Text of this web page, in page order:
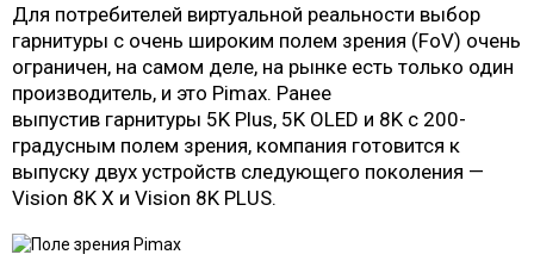
Для потребителей виртуальной реальности выбор
гарнитуры с очень широким полем зрения (FoV) очень
ограничен, на самом деле, на рынке есть только один
производитель, и это Pimax. Ранее
выпустив гарнитуры 5K Plus, 5K OLED и 8K с 200-
градусным полем зрения, компания готовится к
выпуску двух устройств следующего поколения —
Vision 8K X и Vision 8K PLUS.